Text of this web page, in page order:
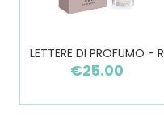
LETTERE DI PROFUMO - R
€25.00